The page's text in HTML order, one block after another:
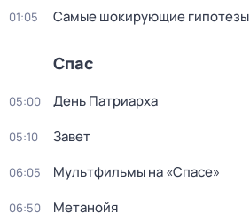
01:05 Самые шoкиpующие гипотезы
Спас
05:00 День Патриарха
05:10 Завет
06:05 Мультфильмы на «Спасе»
06:50 Метанойя